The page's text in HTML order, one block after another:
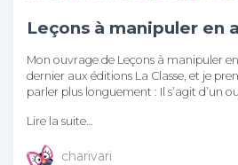
Leçons à manipuler en
Mon ouvrage de Leçons à manipuler
dernier aux éditions La Classe, et je
parler plus longuement : Il s’agit d’un
Lire la suite…
charivari